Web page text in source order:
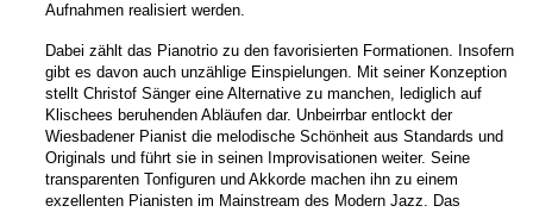
Aufnahmen realisiert werden.
Dabei zählt das Pianotrio zu den favorisierten Formationen. Insofern
gibt es davon auch unzählige Einspielungen. Mit seiner Konzeption
stellt Christof Sänger eine Alternative zu manchen, lediglich auf
Klischees beruhenden Abläufen dar. Unbeirrbar entlockt der
Wiesbadener Pianist die melodische Schönheit aus Standards und
Originals und führt sie in seinen Improvisationen weiter. Seine
transparenten Tonfiguren und Akkorde machen ihn zu einem
exzellenten Pianisten im Mainstream des Modern Jazz. Das